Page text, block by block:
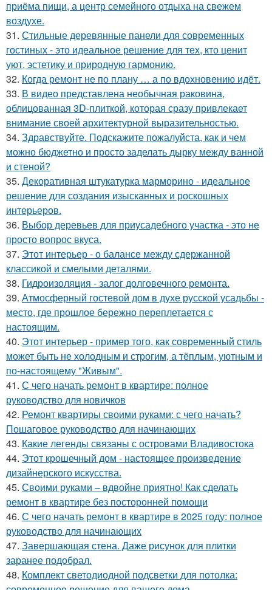
приёма пищи, а центр семейного отдыха на свежем
воздухе.
31. Стильные деревянные панели для современных
гостиных - это идеальное решение для тех, кто ценит
уют, эстетику и природную гармонию.
32. Когда ремонт не по плану … а по вдохновению идёт.
33. В видео представлена необычная раковина,
облицованная 3D-плиткой, которая сразу привлекает
внимание своей архитектурной выразительностью.
34. Здравствуйте. Подскажите пожалуйста, как и чем
можно бюджетно и просто заделать дырку между ванной
и стеной?
35. Декоративная штукатурка марморино - идеальное
решение для создания изысканных и роскошных
интерьеров.
36. Выбор деревьев для приусадебного участка - это не
просто вопрос вкуса.
37. Этот интерьер - о балансе между сдержанной
классикой и смелыми деталями.
38. Гидроизоляция - залог долговечного ремонта.
39. Атмосферный гостевой дом в духе русской усадьбы -
место, где прошлое бережно переплетается с
настоящим.
40. Этот интерьер - пример того, как современный стиль
может быть не холодным и строгим, а тёплым, уютным и
по-настоящему "Живым".
41. С чего начать ремонт в квартире: полное
руководство для новичков
42. Ремонт квартиры своими руками: с чего начать?
Пошаговое руководство для начинающих
43. Какие легенды связаны с островами Владивостока
44. Этот крошечный дом - настоящее произведение
дизайнерского искусства.
45. Своими руками – вдвойне приятно! Как сделать
ремонт в квартире без посторонней помощи
46. С чего начать ремонт в квартире в 2025 году: полное
руководство для начинающих
47. Завершающая стена. Даже рисунок для плитки
заранее подобрал.
48. Комплект светодиодной подсветки для потолка: